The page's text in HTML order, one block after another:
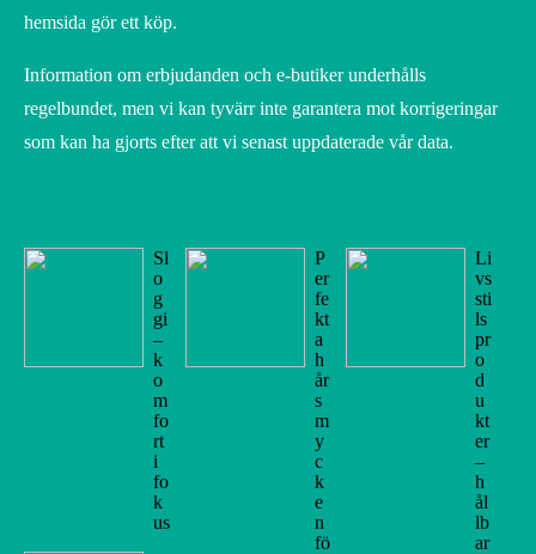
hemsida gör ett köp.
Information om erbjudanden och e-butiker underhålls
regelbundet, men vi kan tyvärr inte garantera mot korrigeringar
som kan ha gjorts efter att vi senast uppdaterade vår data.
Sl
o
g
gi
–
k
o
m
fo
rt
i
fo
k
us
P
er
fe
kt
a
h
år
s
m
y
c
k
e
n
fö
Li
vs
sti
ls
pr
o
d
u
kt
er
–
h
ål
lb
ar